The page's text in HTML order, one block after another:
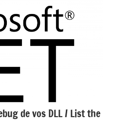
de vos DLL / List the